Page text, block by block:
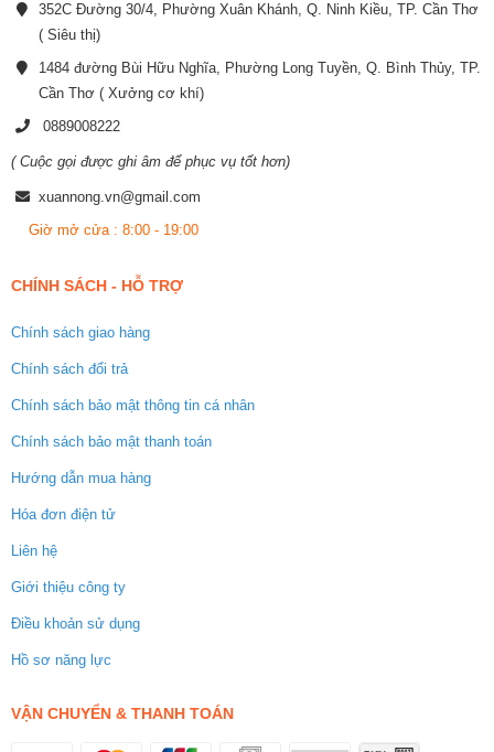
352C Đường 30/4, Phường Xuân Khánh, Q. Ninh Kiều, TP. Cần Thơ
( Siêu thị)
1484 đường Bùi Hữu Nghĩa, Phường Long Tuyền, Q. Bình Thủy, TP.
Cần Thơ ( Xưởng cơ khí)
0889008222
( Cuộc gọi được ghi âm để phục vụ tốt hơn)
xuannong.vn@gmail.com
Giờ mở cửa : 8:00 - 19:00
CHÍNH SÁCH - HỖ TRỢ
Chính sách giao hàng
Chính sách đổi trả
Chính sách bảo mật thông tin cá nhân
Chính sách bảo mật thanh toán
Hướng dẫn mua hàng
Hóa đơn điện tử
Liên hệ
Giới thiệu công ty
Điều khoản sử dụng
Hồ sơ năng lực
VẬN CHUYỂN & THANH TOÁN